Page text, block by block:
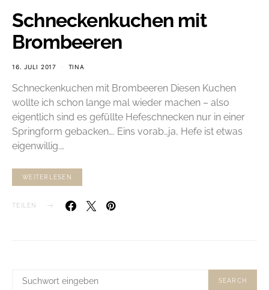
Schneckenkuchen mit
Brombeeren
16. JULI 2017 TINA
Schneckenkuchen mit Brombeeren Diesen Kuchen
wollte ich schon lange mal wieder machen – also
eigentlich sind es gefüllte Hefeschnecken nur in einer
Springform gebacken…. Eins vorab…ja, Hefe ist etwas
eigenwillig.…
WEITERLESEN
TEILEN
SUCHE
SEARCH